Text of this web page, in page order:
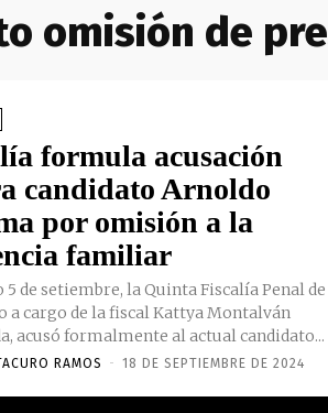
omisión de
formula acusación
candidato Arnoldo
por omisión a la
familiar
5 de setiembre, la Quinta Fiscalía Penal de
a cargo de la fiscal Kattya Montalván
acusó formalmente al actual candidato...
RAMOS - 18 DE SEPTIEMBRE DE 2024